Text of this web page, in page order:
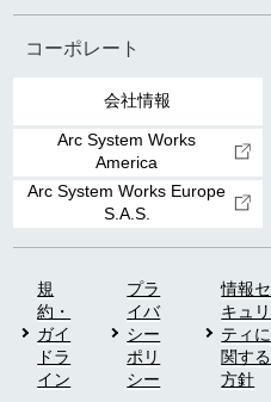
コーポレート
会社情報
Arc System Works
America
Arc System Works Europe
S.A.S.
規
約・
ガイ
ドラ
イン
プラ
イバ
シー
ポリ
シー
情報セ
キュリ
ティに
関する
方針